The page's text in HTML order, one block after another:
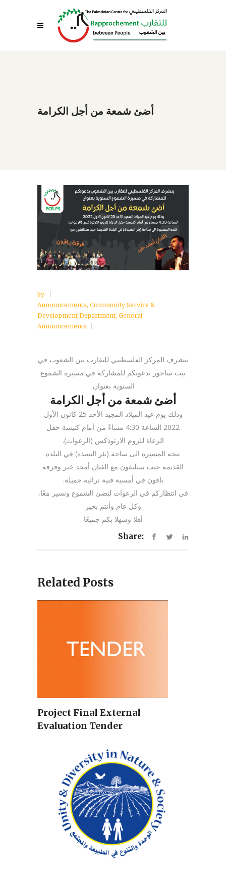
أضئ شمعة من أجل الكرامة
by
Announcements, Community Service &
Development Department, General
Announcements
يتشرف المركز الفلسطيني للتقارب بين الشعوب في
بيت ساحور بدعوتكم للمشاركة في مسيرة الشموع
السنوية بعنوان:
أضئ شمعة من أجل الكرامة
وذلك يوم عيد الميلاد المجيد الأحد 25 كانون الأول
2022 الساعة 4:30 مساءً من أمام كنيسة حقل
الرعاة للروم الارثوذكس (الرعوات).
تتجه المسيرة الى ساحة (بئر السيدة) في البلدة
القديمة حيث ستلتقون مع الفنان أمجد خير وفرقة
باقون في أمسية فنية تراثية جميلة.
في انتظاركم في الرعوات لنضئ الشموع ونسير معًا،
وكل عام وأنتم بخير
أهلا وسهلا بكم جميعًا
Share:
Related Posts
Project Final External
Evaluation Tender